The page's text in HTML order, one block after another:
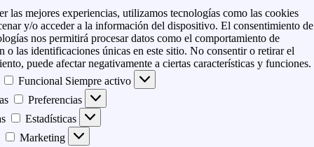
las mejores experiencias, utilizamos tecnologías como las cookies
y/o acceder a la información del dispositivo. El consentimiento de
nos permitirá procesar datos como el comportamiento de
o las identificaciones únicas en este sitio. No consentir o retirar el
puede afectar negativamente a ciertas características y funciones.
Funcional Siempre activo
Preferencias
Estadísticas
Marketing